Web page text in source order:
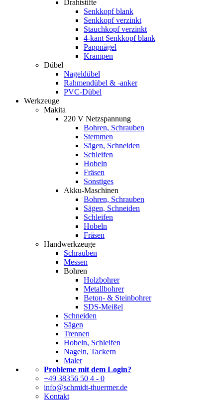
Drahtstifte
Senkkopf blank
Senkkopf verzinkt
Stauchkopf verzinkt
4-kant Senkkopf blank
Pappnägel
Krampen
Dübel
Nageldübel
Rahmendübel & -anker
PVC-Dübel
Werkzeuge
Makita
220 V Netzspannung
Bohren, Schrauben
Stemmen
Sägen, Schneiden
Schleifen
Hobeln
Fräsen
Sonstiges
Akku-Maschinen
Bohren, Schrauben
Sägen, Schneiden
Schleifen
Hobeln
Fräsen
Handwerkzeuge
Schrauben
Messen
Bohren
Holzbohrer
Metallbohrer
Beton- & Steinbohrer
SDS-Meißel
Schneiden
Sägen
Trennen
Hobeln, Schleifen
Nageln, Tackern
Maler
Probleme mit dem Login?
+49 38356 50 4 - 0
info@schmidt-thuermer.de
Kontakt